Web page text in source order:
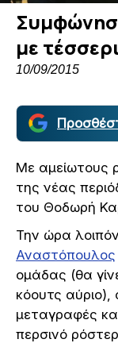
με
10/09/2015
Με αμείωτους
της νέας
του Θοδωρή
Την ώρα
Αναστόπουλος
ομάδας (θα
κόουτς
μεταγραφές
περσινό